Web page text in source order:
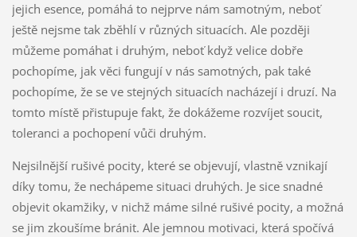
jejich esence, pomáhá to nejprve nám samotným, neboť
ještě nejsme tak zběhlí v různých situacích. Ale později
můžeme pomáhat i druhým, neboť když velice dobře
pochopíme, jak věci fungují v nás samotných, pak také
pochopíme, že se ve stejných situacích nacházejí i druzí. Na
tomto místě přistupuje fakt, že dokážeme rozvíjet soucit,
toleranci a pochopení vůči druhým.
Nejsilnější rušivé pocity, které se objevují, vlastně vznikají
díky tomu, že nechápeme situaci druhých. Je sice snadné
objevit okamžiky, v nichž máme silné rušivé pocity, a možná
se jim zkoušíme bránit. Ale jemnou motivaci, která spočívá